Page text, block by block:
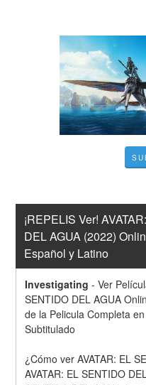
¡REPELIS Ver!
DEL AGUA (2022)
Español y Latino
Investigating -Ver
SENTIDO DEL AGUA
de la Pelicula Completa
Subtitulado
¿Cómo ver AVATAR: EL
AVATAR: EL SENTIDO